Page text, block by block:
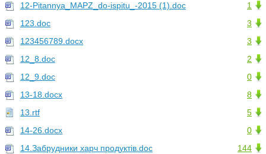
1
12-Pitannya_MAPZ_do-ispitu_-2015 (1).doc
3
123.doc
3
123456789.docx
2
12_8.doc
0
12_9.doc
8
13-18.docx
5
13.rtf
0
14-26.docx
144
14.Забрудники харч продуктів.doc